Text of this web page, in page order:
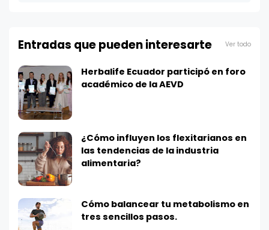
Entradas que pueden interesarte Ver todo
Herbalife Ecuador participó en foro
académico de la AEVD
¿Cómo influyen los flexitarianos en
las tendencias de la industria
alimentaria?
Cómo balancear tu metabolismo en
tres sencillos pasos.